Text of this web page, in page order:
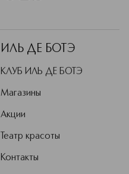
ИЛЬ ДЕ БОТЭ
КЛУБ ИЛЬ ДЕ БОТЭ
Магазины
Акции
Театр красоты
Контакты